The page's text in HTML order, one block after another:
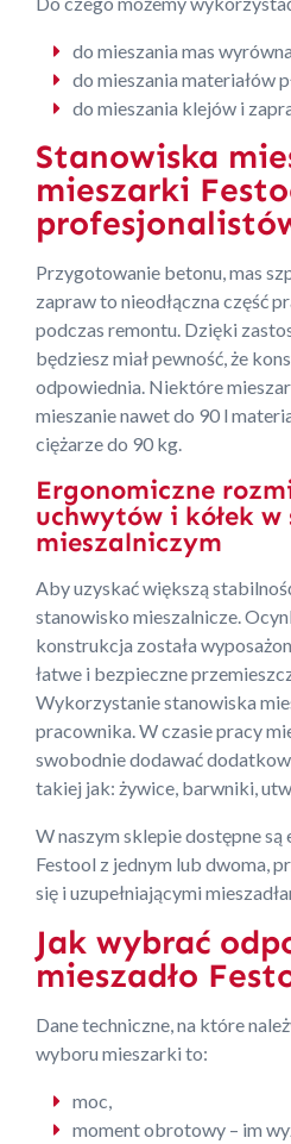
do mieszania mas
do mieszania materiałów
do mieszania klejów i
Stanowiska
mieszarki
Przygotowanie betonu, mas
zapraw to nieodłączna część
podczas remontu. Dzięki
będziesz miał pewność, że
odpowiednia. Niektóre
mieszanie nawet do 90 l
ciężarze do 90 kg.
Ergonomiczne
uchwytów i kółek
mieszalniczym
Aby uzyskać większą
stanowisko mieszalnicze.
konstrukcja została
łatwe i bezpieczne
Wykorzystanie stanowiska
pracownika. W czasie pracy
swobodnie dodawać
takiej jak: żywice, barwniki,
W naszym sklepie dostępne
Festool z jednym lub dwoma,
się i uzupełniającymi
Jak wybrać
mieszadło
Dane techniczne, na które
wyboru mieszarki to:
moc,
moment obrotowy – im